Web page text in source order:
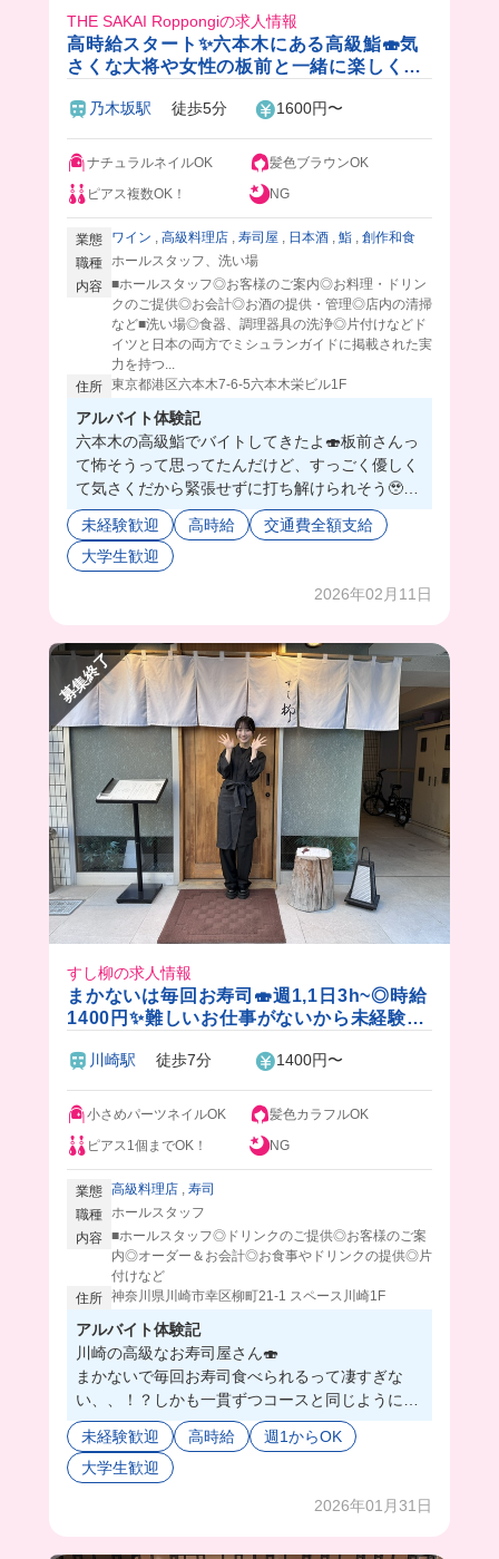
THE SAKAI Roppongiの求人情報
高時給スタート✨六本木にある高級鮨🍣気
さくな大将や女性の板前と一緒に楽しく働
乃木坂駅 徒歩5分 1600円〜
ナチュラルネイルOK
髪色ブラウンOK
ピアス複数OK！
NG
業態 ワイン , 高級料理店 , 寿司屋 , 日本酒 , 鮨 , 創作和食
職種 ホールスタッフ、洗い場
内容 ■ホールスタッフ◎お客様のご案内◎お料理・ドリン
クのご提供◎お会計◎お酒の提供・管理◎店内の清掃
など■洗い場◎食器、調理器具の洗浄◎片付けなどド
イツと日本の両方でミシュランガイドに掲載された実
力を持つ...
住所 東京都港区六本木7-6-5六本木栄ビル1F
アルバイト体験記
六本木の高級鮨でバイトしてきたよ🍣板前さんっ
て怖そうって思ってたんだけど、すっごく優しく
て気さくだから緊張せずに打ち解けられそう🥹❤️
サービスの方も調理の方もみんな優しくてあった
かい空間だったよ❣
みんな優しい上に、高級店らしいしっかりとした
飲食経験者さんにも超おすすめのバ先だよ〜💗
未経験歓迎 高時給
交通費全額支給
大学生歓迎
2026年02月11日
募集終了
すし柳の求人情報
まかないは毎回お寿司🍣週1,1日3h~◎時給
1400円✨難しいお仕事がないから未経験者
川崎駅 徒歩7分 1400円〜
小さめパーツネイルOK
髪色カラフルOK
ピアス1個までOK！
NG
業態 高級料理店 , 寿司
職種 ホールスタッフ
内容 ■ホールスタッフ◎ドリンクのご提供◎お客様のご案
内◎オーダー＆お会計◎お食事やドリンクの提供◎片
付けなど
住所 神奈川県川崎市幸区柳町21-1 スペース川崎1F
アルバイト体験記
川崎の高級なお寿司屋さん🍣
まかないで毎回お寿司食べられるって凄すぎな
い、、！？しかも一貫ずつコースと同じように出
してくれて豪華すぎるおいしすぎる🥹
板前さんって怖いイメージだったけどすっごく優
しかったし、お寿司屋さんは意外とお仕事が簡単
未経験歓迎 高時給
週1からOK
大学生歓迎
2026年01月31日